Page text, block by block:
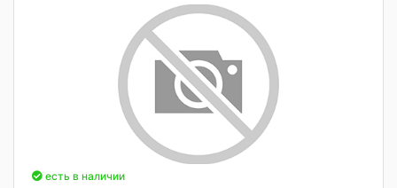
есть в наличии